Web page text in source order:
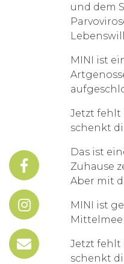
und dem
MINI ist
Jetzt fehlt
schenkt
Das ist
Zuhause
Aber mit
MINI ist
Jetzt fehlt
schenkt